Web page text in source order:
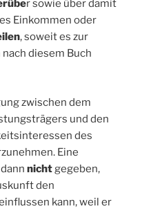
r sowie über damit
Einkommen oder
, soweit es zur
diesem Buch
zwischen dem
und den
des
Eine
nicht gegeben,
den
kann, weil er